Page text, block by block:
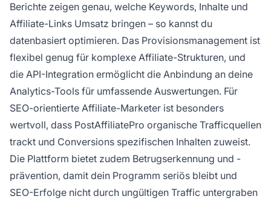
Berichte zeigen genau, welche Keywords, Inhalte und
Affiliate-Links Umsatz bringen – so kannst du
datenbasiert optimieren. Das Provisionsmanagement ist
flexibel genug für komplexe Affiliate-Strukturen, und
die API-Integration ermöglicht die Anbindung an deine
Analytics-Tools für umfassende Auswertungen. Für
SEO-orientierte Affiliate-Marketer ist besonders
wertvoll, dass PostAffiliatePro organische Trafficquellen
trackt und Conversions spezifischen Inhalten zuweist.
Die Plattform bietet zudem Betrugserkennung und -
prävention, damit dein Programm seriös bleibt und
SEO-Erfolge nicht durch ungültigen Traffic untergraben